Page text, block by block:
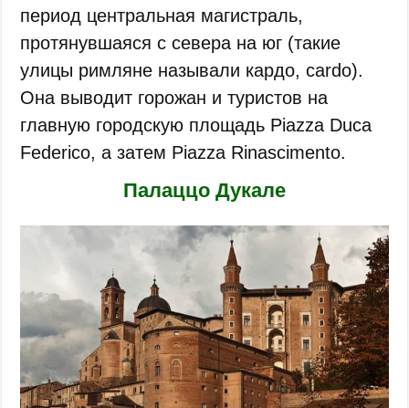
период центральная магистраль,
протянувшаяся с севера на юг (такие
улицы римляне называли кардо, cardo).
Она выводит горожан и туристов на
главную городскую площадь Piazza Duca
Federico, а затем Piazza Rinascimento.
Палаццо Дукале